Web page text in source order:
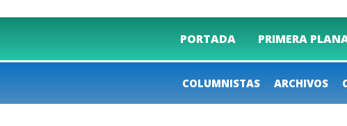
PORTADA PRIMERA
COLUMNISTAS ARCHIVOS